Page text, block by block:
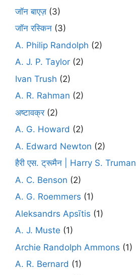
जॉन बाएज़ (3)
जॉन रस्किन (3)
A. Philip Randolph (2)
A. J. P. Taylor (2)
Ivan Trush (2)
A. R. Rahman (2)
अष्टावक्र(2)
A. G. Howard (2)
A. Edward Newton (2)
हैरी एस. ट्रूमैन | Harry S. Truman
A. C. Benson (2)
A. G. Roemmers (1)
Aleksandrs Apsītis (1)
A. J. Muste (1)
Archie Randolph Ammons (1)
A. R. Bernard (1)